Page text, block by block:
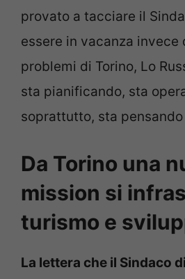
provato a tacciare il
essere in vacanza invece
problemi di Torino, Lo
sta pianificando, sta
soprattutto, sta
Da Torino una
mission si
turismo e
La lettera che il Sindaco